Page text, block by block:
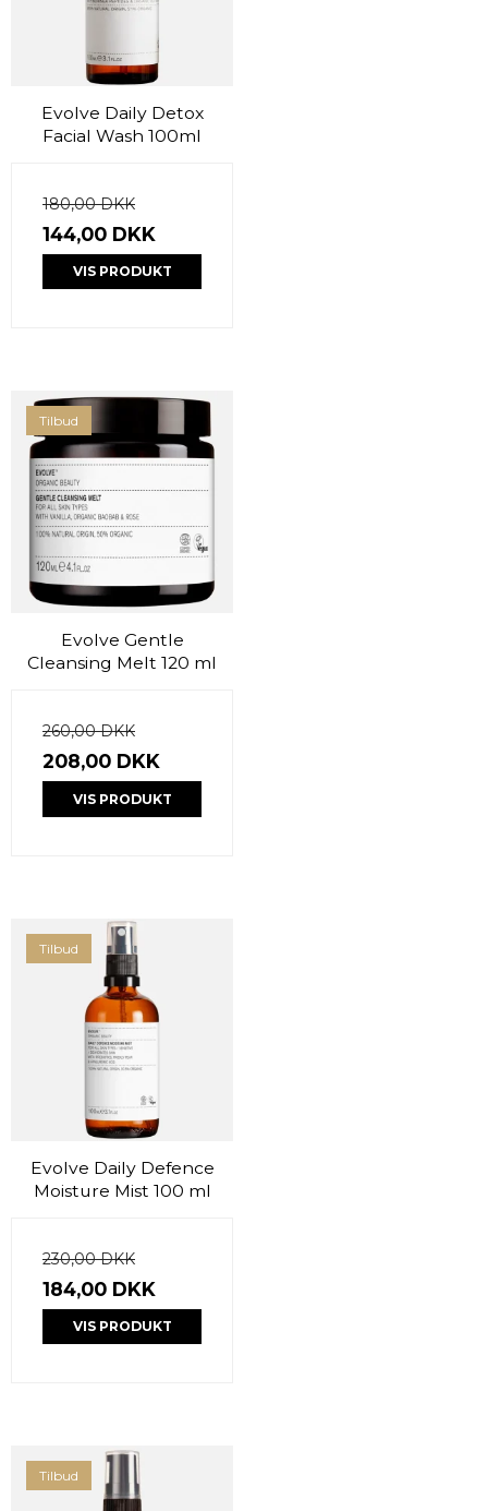
Evolve Daily Detox
Facial Wash 100ml
180,00 DKK
144,00 DKK
VIS PRODUKT
Tilbud
Evolve Gentle
Cleansing Melt 120 ml
260,00 DKK
208,00 DKK
VIS PRODUKT
Tilbud
Evolve Daily Defence
Moisture Mist 100 ml
230,00 DKK
184,00 DKK
VIS PRODUKT
Tilbud